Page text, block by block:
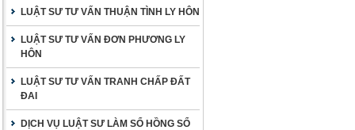
LUẬT SƯ TƯ VẤN THUẬN TÌNH LY HÔN
LUẬT SƯ TƯ VẤN ĐƠN PHƯƠNG LY
HÔN
LUẬT SƯ TƯ VẤN TRANH CHẤP ĐẤT
ĐAI
DỊCH VỤ LUẬT SƯ LÀM SỔ HỒNG SỔ